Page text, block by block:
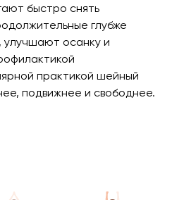
быстро снять
глубже
осанку и
практикой шейный
подвижнее и свободнее.